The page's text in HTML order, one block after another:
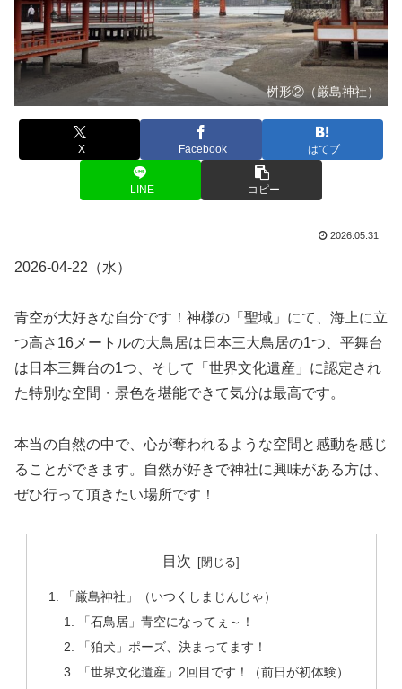
桝形②（厳島神社）
X Facebook はてブ
LINE コピー
2026.05.31
2026-04-22（水）
青空が大好きな自分です！神様の「聖域」にて、海上に立
つ高さ16メートルの大鳥居は日本三大鳥居の1つ、平舞台
は日本三舞台の1つ、そして「世界文化遺産」に認定され
た特別な空間・景色を堪能できて気分は最高です。
本当の自然の中で、心が奪われるような空間と感動を感じ
ることができます。自然が好きで神社に興味がある方は、
ぜひ行って頂きたい場所です！
目次
「厳島神社」（いつくしまじんじゃ）
「石鳥居」青空になってぇ～！
「狛犬」ポーズ、決まってます！
「世界文化遺産」2回目です！（前日が初体験）